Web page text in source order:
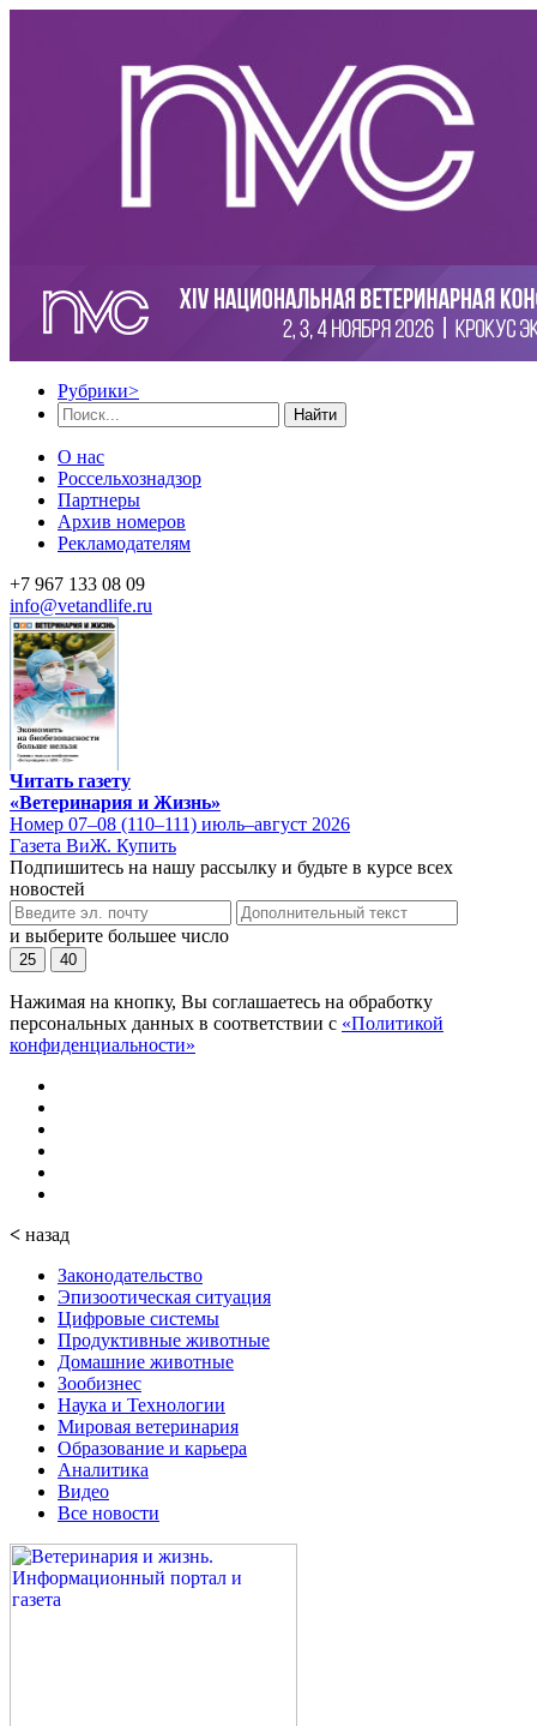
Рубрики>
Найти
О нас
Россельхознадзор
Партнеры
Архив номеров
Рекламодателям
+7 967 133 08 09
info@vetandlife.ru
Читать газету
«Ветеринария и Жизнь»
Номер 07–08 (110–111) июль–август 2026
Газета ВиЖ. Купить
Подпишитесь на нашу рассылку и будьте в курсе всех
новостей
и выберите большее число
25 40
Нажимая на кнопку, Вы соглашаетесь на обработку
персональных данных в соответствии с «Политикой
конфиденциальности»
< назад
Законодательство
Эпизоотическая ситуация
Цифровые системы
Продуктивные животные
Домашние животные
Зообизнес
Наука и Технологии
Мировая ветеринария
Образование и карьера
Аналитика
Видео
Все новости